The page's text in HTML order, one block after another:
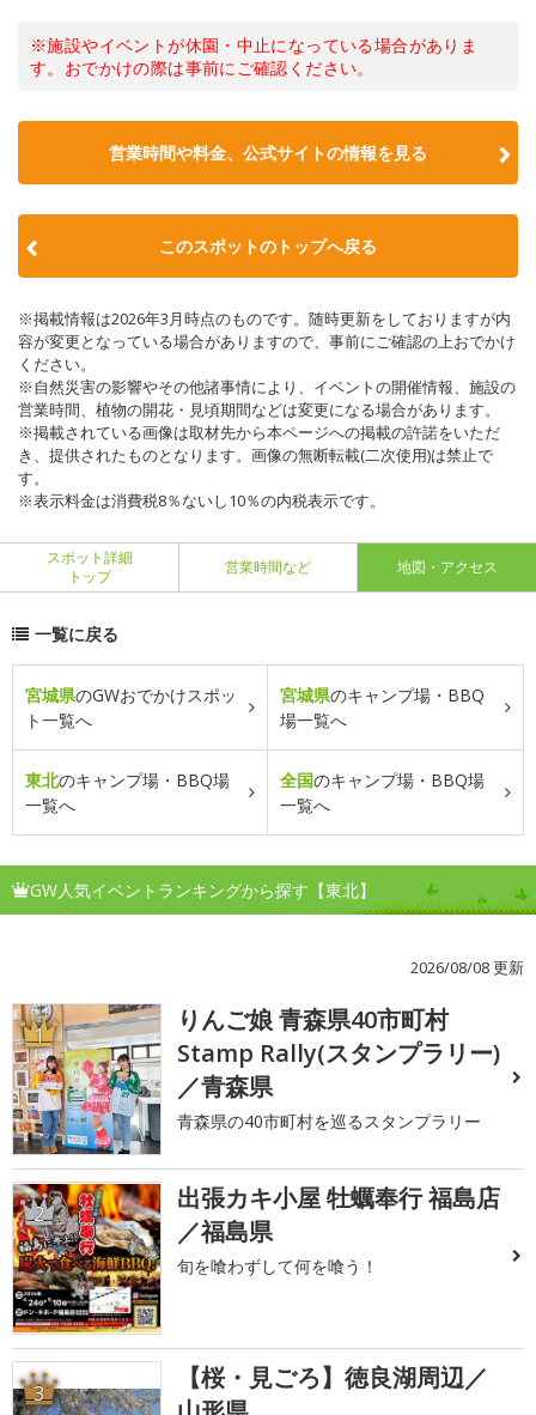
※施設やイベントが休園・中止になっている場合がありま
す。おでかけの際は事前にご確認ください。
営業時間や料金、公式サイトの情報を見る
このスポットのトップへ戻る
※掲載情報は2026年3月時点のものです。随時更新をしておりますが内
容が変更となっている場合がありますので、事前にご確認の上おでかけ
ください。
※自然災害の影響やその他諸事情により、イベントの開催情報、施設の
営業時間、植物の開花・見頃期間などは変更になる場合があります。
※掲載されている画像は取材先から本ページへの掲載の許諾をいただ
き、提供されたものとなります。画像の無断転載(二次使用)は禁止で
す。
※表示料金は消費税8％ないし10％の内税表示です。
スポット詳細
トップ
営業時間など 地図・アクセス
一覧に戻る
宮城県のGWおでかけスポッ
ト一覧へ
宮城県のキャンプ場・BBQ
場一覧へ
東北のキャンプ場・BBQ場
一覧へ
全国のキャンプ場・BBQ場
一覧へ
GW人気イベントランキングから探す【東北】
2026/08/08 更新
1
りんご娘 青森県40市町村
Stamp Rally(スタンプラリー)
／青森県
青森県の40市町村を巡るスタンプラリー
2
出張カキ小屋 牡蠣奉行 福島店
／福島県
旬を喰わずして何を喰う！
3
【桜・見ごろ】徳良湖周辺／